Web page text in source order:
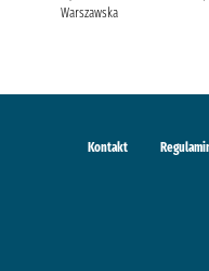
Warszawska
Kontakt